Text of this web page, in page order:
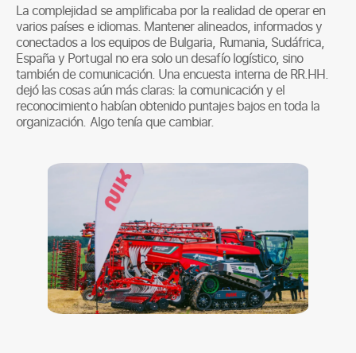
La complejidad se amplificaba por la realidad de operar en
varios países e idiomas. Mantener alineados, informados y
conectados a los equipos de Bulgaria, Rumania, Sudáfrica,
España y Portugal no era solo un desafío logístico, sino
también de comunicación. Una encuesta interna de RR.HH.
dejó las cosas aún más claras: la comunicación y el
reconocimiento habían obtenido puntajes bajos en toda la
organización. Algo tenía que cambiar.